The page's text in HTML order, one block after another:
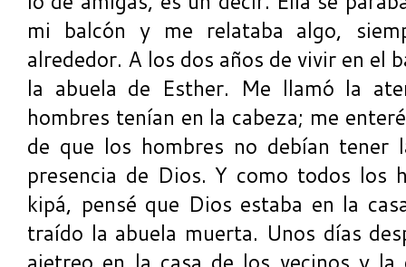
mi balcón y me relataba algo,
alrededor. A los dos años de vivir en el
la abuela de Esther. Me llamó la
hombres tenían en la cabeza; me
de que los hombres no debían tener
presencia de Dios. Y como todos los
kipá, pensé que Dios estaba en la
traído la abuela muerta. Unos días